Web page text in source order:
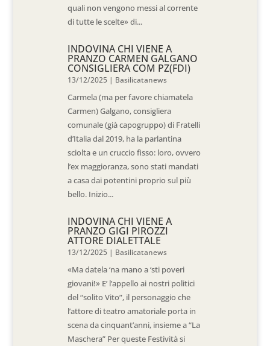
quali non vengono messi al corrente
di tutte le scelte» di...
INDOVINA CHI VIENE A
PRANZO CARMEN GALGANO
CONSIGLIERA COM PZ(FDI)
13/12/2025 | Basilicatanews
Carmela (ma per favore chiamatela
Carmen) Galgano, consigliera
comunale (già capogruppo) di Fratelli
d’Italia dal 2019, ha la parlantina
sciolta e un cruccio fisso: loro, ovvero
l’ex maggioranza, sono stati mandati
a casa dai potentini proprio sul più
bello. Inizio...
INDOVINA CHI VIENE A
PRANZO GIGI PIROZZI
ATTORE DIALETTALE
13/12/2025 | Basilicatanews
«Ma datela ‘na mano a ‘sti poveri
giovani!» E’ l’appello ai nostri politici
del “solito Vito”, il personaggio che
l’attore di teatro amatoriale porta in
scena da cinquant’anni, insieme a “La
Maschera” Per queste Festività si